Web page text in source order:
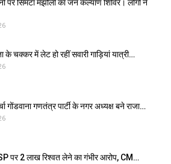
पर सिमटा मझौली का जन कल्याण शिविर। लोगों ने
के चक्कर में लेट हो रहीं सवारी गाड़ियां यात्री…
गोंडवाना गणतंत्र पार्टी के नगर अध्यक्ष बने राजा…
पर ₹2 लाख रिश्वत लेने का गंभीर आरोप, CM…